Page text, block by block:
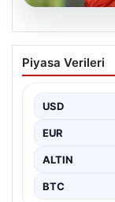
05.08.2026
Aleksey
İddialarına
genç futbolcu
Piyasa Verileri
USD
EUR
ALTIN
BTC